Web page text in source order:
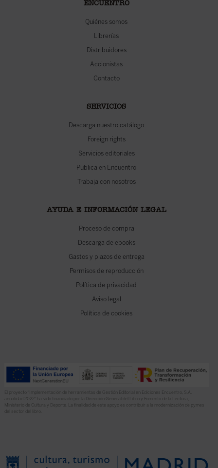
ENCUENTRO
Quiénes somos
Librerías
Distribuidores
Accionistas
Contacto
SERVICIOS
Descarga nuestro catálogo
Foreign rights
Servicios editoriales
Publica en Encuentro
Trabaja con nosotros
AYUDA E INFORMACIÓN LEGAL
Proceso de compra
Descarga de ebooks
Gastos y plazos de entrega
Permisos de reproducción
Política de privacidad
Aviso legal
Política de cookies
El proyecto “Implementación de herramientas de Gestión Editorial en Ediciones Encuentro, S.A.
anualidad 2022” ha sido financiado por la Dirección General del Libro y Fomento de la Lectura,
Ministerio de Cultura y Deporte. La finalidad de este apoyo es contribuir a la modernización de pymes
del sector del libro.